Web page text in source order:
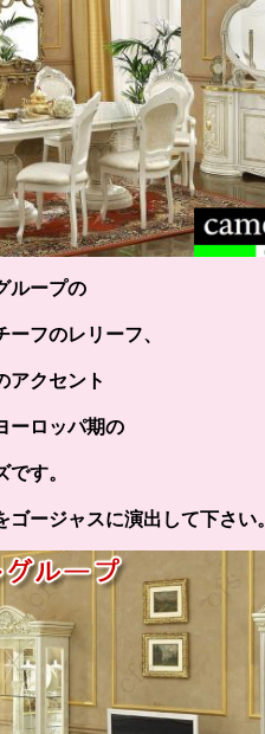
ループの
ーフのレリーフ、
アクセント
ーロッパ期の
す。
ージャスに演出して下さい。